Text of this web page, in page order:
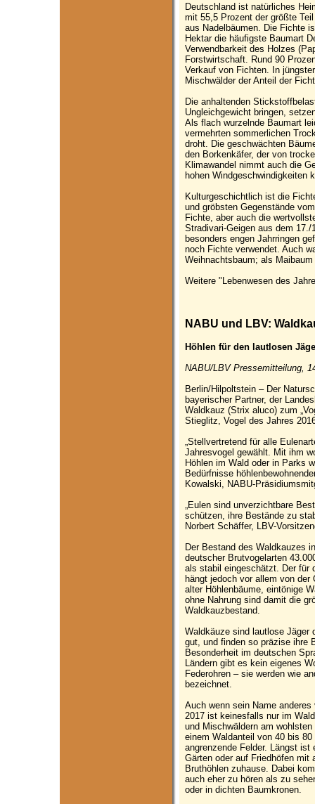
Deutschland ist natürliches
mit 55,5 Prozent der größte
aus Nadelbäumen. Die Fichte
Hektar die häufigste Baumart
Verwendbarkeit des Holzes
Forstwirtschaft. Rund 90
Verkauf von Fichten. In
Mischwälder der Anteil der
Die anhaltenden
Ungleichgewicht bringen,
Als flach wurzelnde Baumart
vermehrten sommerlichen
droht. Die geschwächten
den Borkenkäfer, der von
Klimawandel nimmt auch die
hohen Windgeschwindigkeiten
Kulturgeschichtlich ist die
und gröbsten Gegenstände
Fichte, aber auch die
Stradivari-Geigen aus dem
besonders engen Jahrringen
noch Fichte verwendet. Auch
Weihnachtsbaum; als
Weitere "Lebenwesen des
NABU und LBV:
Höhlen für den lautlosen
NABU/LBV Pressemitteilung,
Berlin/Hilpoltstein – Der
bayerischer Partner, der
Waldkauz (Strix aluco) zum
Stieglitz, Vogel des Jahres
„Stellvertretend für alle
Jahresvogel gewählt. Mit ihm
Höhlen im Wald oder in Parks
Bedürfnisse
Kowalski, NABU-
„Eulen sind unverzichtbare
schützen, ihre Bestände zu
Norbert Schäffer, LBV-
Der Bestand des Waldkauzes
deutscher Brutvogelarten
als stabil eingeschätzt. Der für
hängt jedoch vor allem von
alter Höhlenbäume, eintönige
ohne Nahrung sind damit die
Waldkauzbestand.
Waldkäuze sind lautlose Jäger
gut, und finden so präzise ihre
Besonderheit im deutschen
Ländern gibt es kein eigenes
Federohren – sie werden wie
bezeichnet.
Auch wenn sein Name
2017 ist keinesfalls nur im
und Mischwäldern am
einem Waldanteil von 40 bis
angrenzende Felder. Längst
Gärten oder auf Friedhöfen mit
Bruthöhlen zuhause. Dabei
auch eher zu hören als zu
oder in dichten Baumkronen.